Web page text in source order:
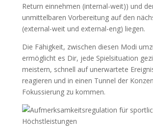
Return einnehmen (internal-weit)) und
unmittelbaren Vorbereitung auf den
(external-weit und external-eng) liegen.
Die Fähigkeit, zwischen diesen Modi
ermöglicht es Dir, jede Spielsituation
meistern, schnell auf unerwartete
reagieren und in einen Tunnel der
Fokussierung zu kommen.